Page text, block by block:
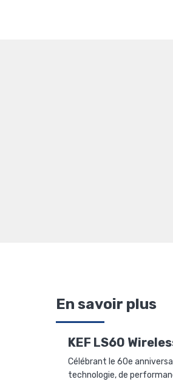
En savoir plus
KEF LS60
Célébrant le 60e
technologie, de